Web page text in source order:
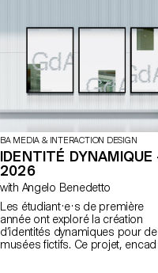
BA MEDIA & INTERACTION DESIGN
IDENTITÉ DYNAMIQUE
2026
with Angelo Benedetto
Les étudiant·e·s de première
année ont exploré la création
d’identités dynamiques pour
musées fictifs. Ce projet,